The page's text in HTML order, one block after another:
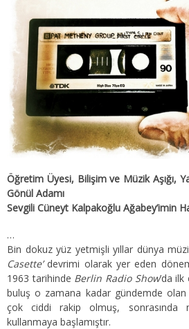
Öğretim Üyesi, Bilişim ve Müzik Aşığı,
Gönül Adamı
Sevgili Cüneyt Kalpakoğlu Ağabey’imin
…
Bin dokuz yüz yetmişli yıllar dünya
Casette’ devrimi olarak yer eden
1963 tarihinde Berlin Radio Show’da
buluş o zamana kadar gündemde olan
çok ciddi rakip olmuş, sonrasında
kullanmaya başlamıştır.